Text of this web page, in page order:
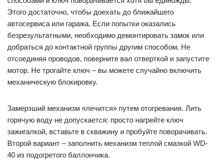
Этого достаточно, чтобы доехать до ближайшего
автосервиса или гаража. Если попытки оказались
безрезультатными, необходимо демонтировать замок или
добраться до контактной группы другим способом. Не
отсоединяя проводов, поверните вал отверткой и запустите
мотор. Не трогайте ключ – вы можете случайно включить
механическую блокировку.
Замерзший механизм «лечится» путем отогревания. Лить
горячую воду не допускается: просто нагрейте ключ
зажигалкой, вставьте в скважину и пробуйте поворачивать.
Второй вариант – заполнить механизм теплой смазкой WD-
40 из подогретого баллончика.